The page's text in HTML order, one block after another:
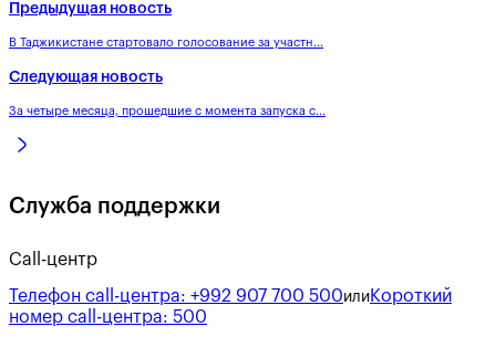
Предыдущая новость
В Таджикистане стартовало голосование за участн...
Следующая новость
За четыре месяца, прошедшие с момента запуска с...
Служба поддержки
Call-центр
Телефон call-центра: +992 907 700 500или Короткий
номер call-центра: 500